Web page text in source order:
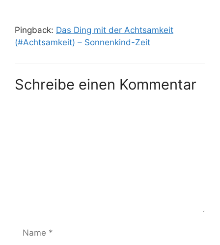
Pingback: Das Ding mit der Achtsamkeit
(#Achtsamkeit) – Sonnenkind-Zeit
Schreibe einen Kommentar
Name